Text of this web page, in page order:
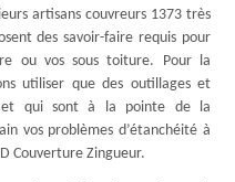
artisans couvreurs 1373 très
des savoir-faire requis pour
ou vos sous toiture. Pour la
utiliser que des outillages et
et qui sont à la pointe de la
vos problèmes d’étanchéité à
Couverture Zingueur.